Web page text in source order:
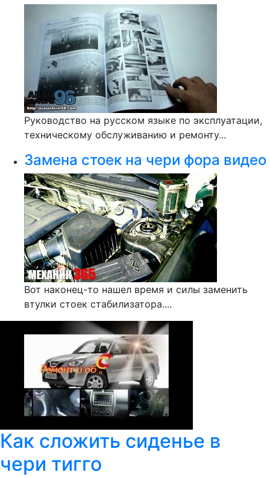
Руководство на русском языке по эксплуатации,
техническому обслуживанию и ремонту...
Замена стоек на чери фора видео
Вот наконец-то нашел время и силы заменить
втулки стоек стабилизатора....
Как сложить сиденье в
чери тигго